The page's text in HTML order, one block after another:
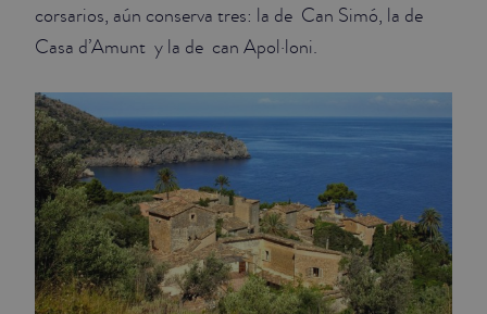
corsarios, aún conserva tres: la de Can Simó, la de
Casa d’Amunt y la de can Apol·loni.